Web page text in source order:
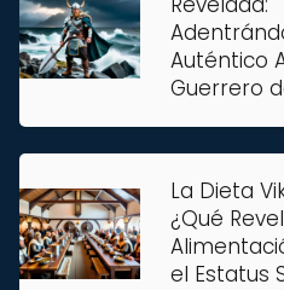
Auténtico
Guerrero
La Dieta
¿Qué
el Estatus